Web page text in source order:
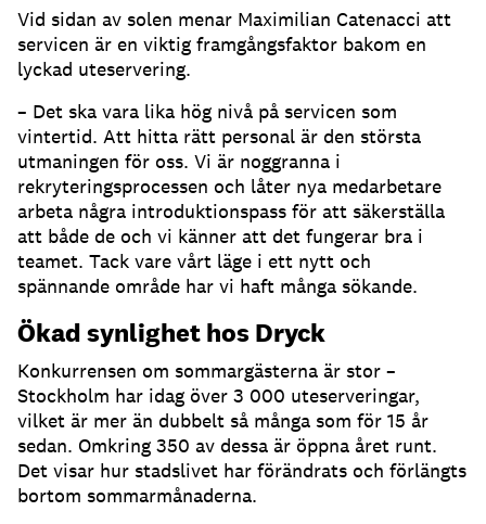
Vid sidan av solen menar Maximilian Catenacci att
servicen är en viktig framgångsfaktor bakom en
lyckad uteservering.
– Det ska vara lika hög nivå på servicen som
vintertid. Att hitta rätt personal är den största
utmaningen för oss. Vi är noggranna i
rekryteringsprocessen och låter nya medarbetare
arbeta några introduktionspass för att säkerställa
att både de och vi känner att det fungerar bra i
teamet. Tack vare vårt läge i ett nytt och
spännande område har vi haft många sökande.
Ökad synlighet hos Dryck
Konkurrensen om sommargästerna är stor –
Stockholm har idag över 3 000 uteserveringar,
vilket är mer än dubbelt så många som för 15 år
sedan. Omkring 350 av dessa är öppna året runt.
Det visar hur stadslivet har förändrats och förlängts
bortom sommarmånaderna.